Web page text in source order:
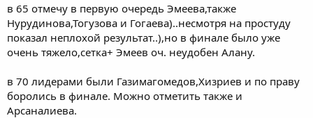
в 65 отмечу в первую очередь Эмеева,также
Нурудинова,Тогузова и Гогаева)..несмотря на простуду
показал неплохой результат..),но в финале было уже
очень тяжело,сетка+ Эмеев оч. неудобен Алану.
в 70 лидерами были Газимагомедов,Хизриев и по праву
боролись в финале. Можно отметить также и
Арсаналиева.